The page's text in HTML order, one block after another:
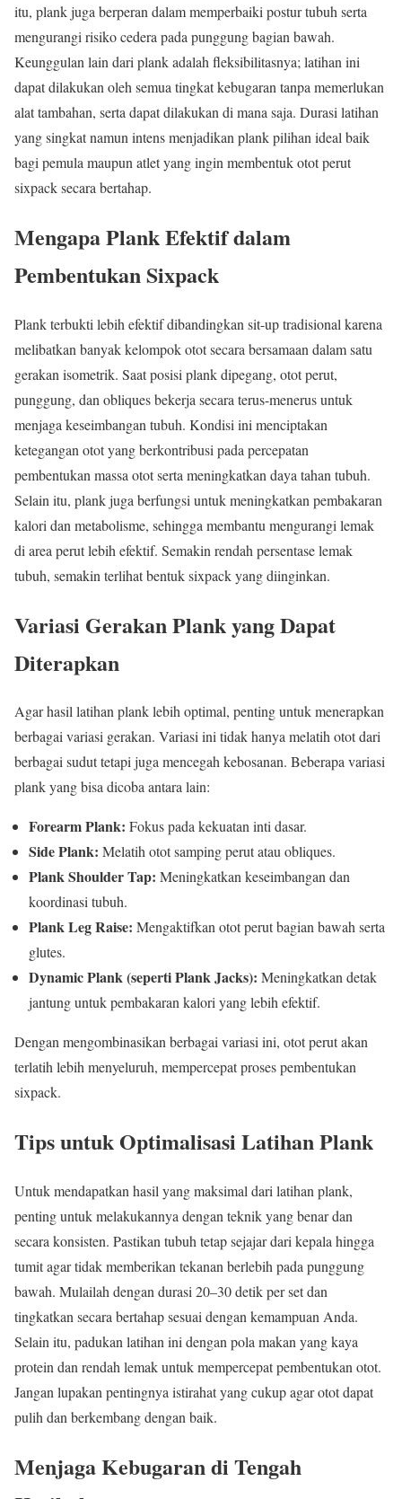
itu, plank juga berperan dalam memperbaiki postur tubuh serta
mengurangi risiko cedera pada punggung bagian bawah.
Keunggulan lain dari plank adalah fleksibilitasnya; latihan ini
dapat dilakukan oleh semua tingkat kebugaran tanpa memerlukan
alat tambahan, serta dapat dilakukan di mana saja. Durasi latihan
yang singkat namun intens menjadikan plank pilihan ideal baik
bagi pemula maupun atlet yang ingin membentuk otot perut
sixpack secara bertahap.
Mengapa Plank Efektif dalam
Pembentukan Sixpack
Plank terbukti lebih efektif dibandingkan sit-up tradisional karena
melibatkan banyak kelompok otot secara bersamaan dalam satu
gerakan isometrik. Saat posisi plank dipegang, otot perut,
punggung, dan obliques bekerja secara terus-menerus untuk
menjaga keseimbangan tubuh. Kondisi ini menciptakan
ketegangan otot yang berkontribusi pada percepatan
pembentukan massa otot serta meningkatkan daya tahan tubuh.
Selain itu, plank juga berfungsi untuk meningkatkan pembakaran
kalori dan metabolisme, sehingga membantu mengurangi lemak
di area perut lebih efektif. Semakin rendah persentase lemak
tubuh, semakin terlihat bentuk sixpack yang diinginkan.
Variasi Gerakan Plank yang Dapat
Diterapkan
Agar hasil latihan plank lebih optimal, penting untuk menerapkan
berbagai variasi gerakan. Variasi ini tidak hanya melatih otot dari
berbagai sudut tetapi juga mencegah kebosanan. Beberapa variasi
plank yang bisa dicoba antara lain:
Forearm Plank: Fokus pada kekuatan inti dasar.
Side Plank: Melatih otot samping perut atau obliques.
Plank Shoulder Tap: Meningkatkan keseimbangan dan
koordinasi tubuh.
Plank Leg Raise: Mengaktifkan otot perut bagian bawah serta
glutes.
Dynamic Plank (seperti Plank Jacks): Meningkatkan detak
jantung untuk pembakaran kalori yang lebih efektif.
Dengan mengombinasikan berbagai variasi ini, otot perut akan
terlatih lebih menyeluruh, mempercepat proses pembentukan
sixpack.
Tips untuk Optimalisasi Latihan Plank
Untuk mendapatkan hasil yang maksimal dari latihan plank,
penting untuk melakukannya dengan teknik yang benar dan
secara konsisten. Pastikan tubuh tetap sejajar dari kepala hingga
tumit agar tidak memberikan tekanan berlebih pada punggung
bawah. Mulailah dengan durasi 20–30 detik per set dan
tingkatkan secara bertahap sesuai dengan kemampuan Anda.
Selain itu, padukan latihan ini dengan pola makan yang kaya
protein dan rendah lemak untuk mempercepat pembentukan otot.
Jangan lupakan pentingnya istirahat yang cukup agar otot dapat
pulih dan berkembang dengan baik.
Menjaga Kebugaran di Tengah